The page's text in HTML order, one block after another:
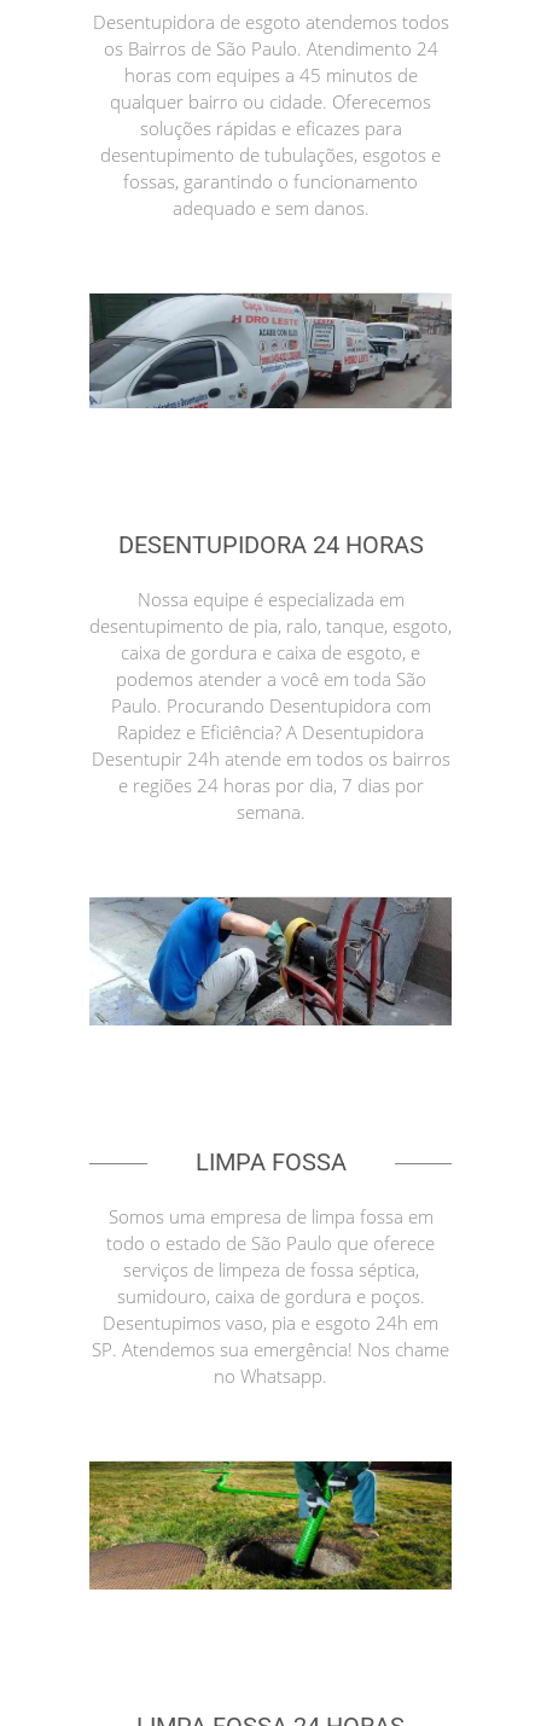
Desentupidora de esgoto atendemos todos
os Bairros de São Paulo. Atendimento 24
horas com equipes a 45 minutos de
qualquer bairro ou cidade. Oferecemos
soluções rápidas e eficazes para
desentupimento de tubulações, esgotos e
fossas, garantindo o funcionamento
adequado e sem danos.
DESENTUPIDORA 24 HORAS
Nossa equipe é especializada em
desentupimento de pia, ralo, tanque, esgoto,
caixa de gordura e caixa de esgoto, e
podemos atender a você em toda São
Paulo. Procurando Desentupidora com
Rapidez e Eficiência? A Desentupidora
Desentupir 24h atende em todos os bairros
e regiões 24 horas por dia, 7 dias por
semana.
LIMPA FOSSA
Somos uma empresa de limpa fossa em
todo o estado de São Paulo que oferece
serviços de limpeza de fossa séptica,
sumidouro, caixa de gordura e poços.
Desentupimos vaso, pia e esgoto 24h em
SP. Atendemos sua emergência! Nos chame
no Whatsapp.